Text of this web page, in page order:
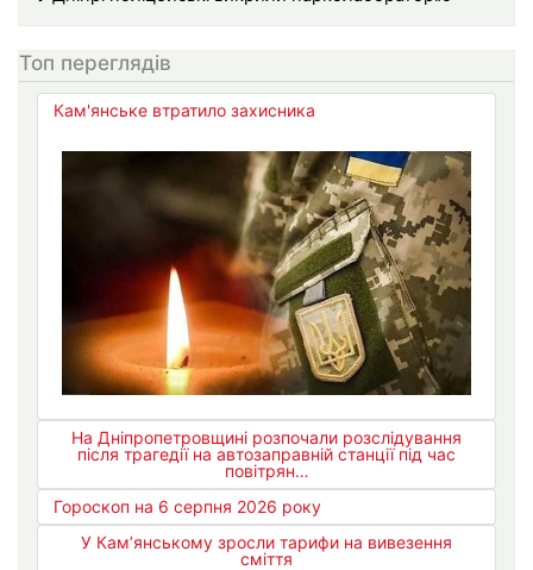
Топ переглядів
Кам'янське втратило захисника
На Дніпропетровщині розпочали розслідування
після трагедії на автозаправній станції під час
повітрян…
Гороскоп на 6 серпня 2026 року
У Кам’янському зросли тарифи на вивезення
сміття